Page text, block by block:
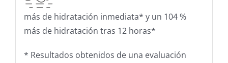
más de hidratación inmediata* y un 104 %
más de hidratación tras 12 horas*
* Resultados obtenidos de una evaluación